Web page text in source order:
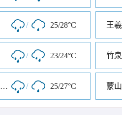
/ 25/28°C 王
/ 23/24°C 竹
银雀山汉墓竹简博物馆 / 25/27°C 蒙山